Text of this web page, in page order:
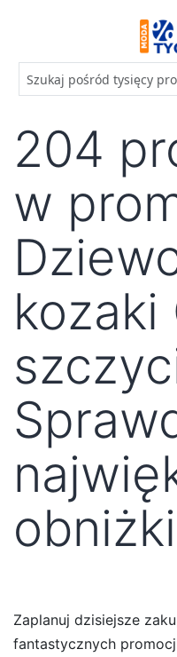
Moda
-
204
w
kozaki
Zaplanuj dzisiejsze
fantastycznych